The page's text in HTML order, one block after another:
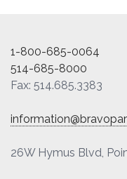
1-800-685-0064
514-685-8000
Fax: 514.685.3383
26W Hymus Blvd,